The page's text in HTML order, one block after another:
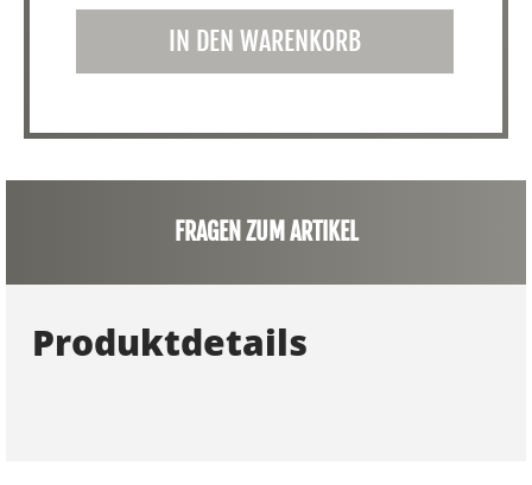
IN DEN WARENKORB
FRAGEN ZUM ARTIKEL
Produktdetails